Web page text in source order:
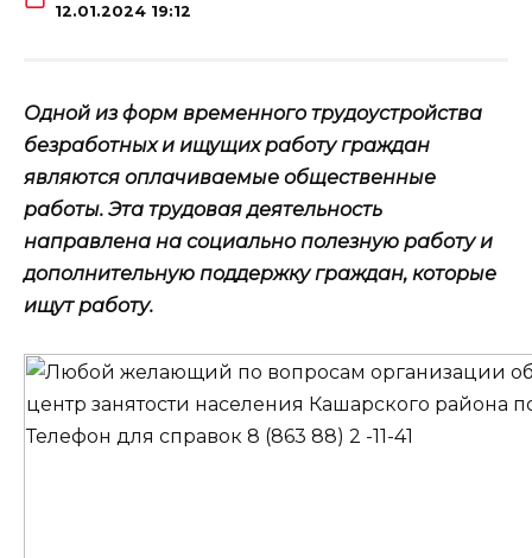
12.01.2024 19:12
Одной из форм временного трудоустройства
безработных и ищущих работу граждан
являются оплачиваемые общественные
работы. Эта трудовая деятельность
направлена на социально полезную работу и
дополнительную поддержку граждан, которые
ищут работу.